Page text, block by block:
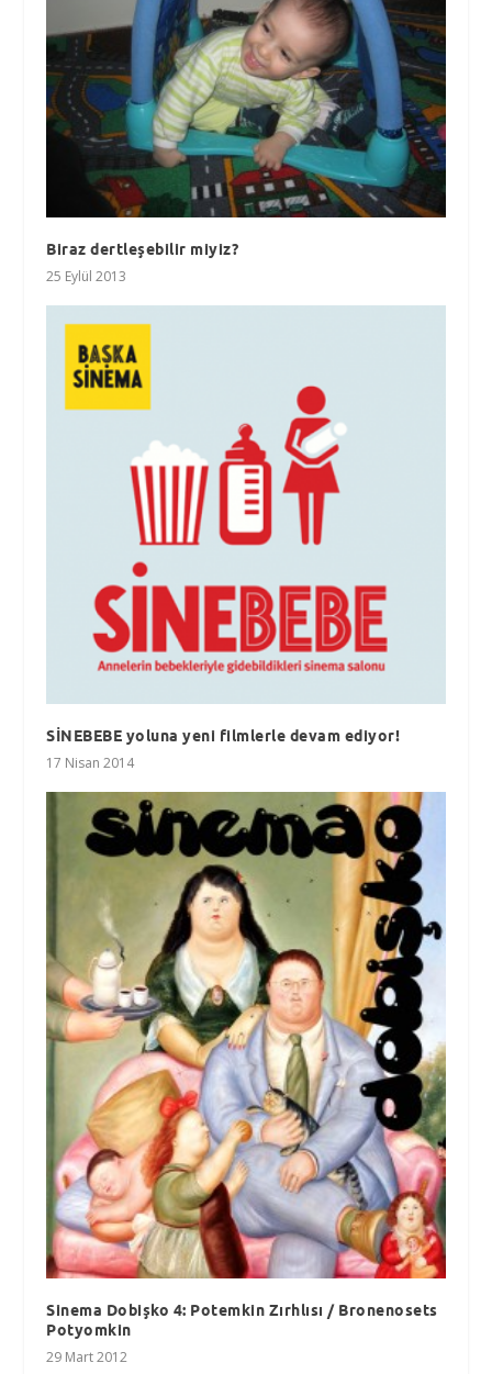
Biraz dertleşebilir miyiz?
25 Eylül 2013
SİNEBEBE yoluna yeni filmlerle devam ediyor!
17 Nisan 2014
Sinema Dobişko 4: Potemkin Zırhlısı / Bronenosets
Potyomkin
29 Mart 2012